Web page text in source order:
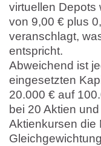
virtuellen Depots
von 9,00 € plus
veranschlagt,
entspricht.
Abweichend ist
eingesetzten
20.000 € auf
bei 20 Aktien
Aktienkursen die